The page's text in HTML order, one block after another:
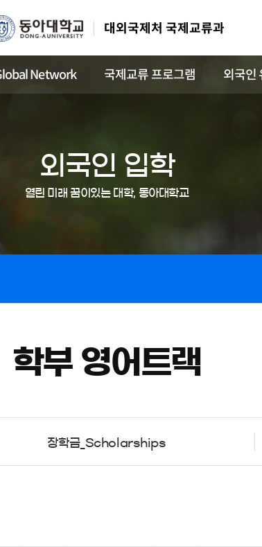
대외국제처 국제교류과
Network 국제교류 프로그램 외국인
외국인 입학
열린 미래 꿈이있는 대학, 동아대학교
학부 영어트랙
장학금_Scholarships